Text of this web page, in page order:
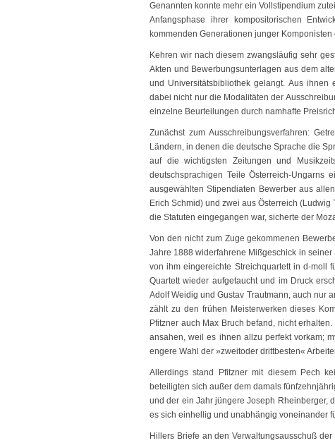
Genannten konnte mehr ein Vollstipendium
Anfangsphase ihrer kompositorischen
kommenden Generationen junger
Kehren wir nach diesem zwangsläufig sehr
Akten und Bewerbungsunterlagen aus dem
und Universitätsbibliothek gelangt. Aus
dabei nicht nur die Modalitäten der
einzelne Beurteilungen durch namhafte
Zunächst zum Ausschreibungsverfahren:
Ländern, in denen die deutsche Sprache die
auf die wichtigsten Zeitungen und
deutschsprachigen Teile Österreich-
ausgewählten Stipendiaten Bewerber aus
Erich Schmid) und zwei aus Österreich
die Statuten eingegangen war, sicherte der
Von den nicht zum Zuge gekommenen
Jahre 1888 widerfahrene Mißgeschick in
von ihm eingereichte Streichquartett in d-moll
Quartett wieder aufgetaucht und im Druck
Adolf Weidig und Gustav Trautmann, auch nur
zählt zu den frühen Meisterwerken dieses
Pfitzner auch Max Bruch befand, nicht
ansahen, weil es ihnen allzu perfekt vorkam;
engere Wahl der »zweitoder drittbesten«
Allerdings stand Pfitzner mit diesem Pech
beteiligten sich außer dem damals
und der ein Jahr jüngere Joseph Rheinberger,
es sich einhellig und unabhängig voneinander
Hillers Briefe an den Verwaltungsausschuß